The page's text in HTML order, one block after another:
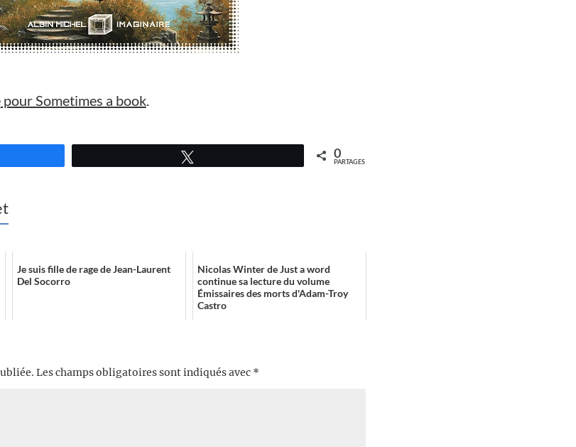
pour Sometimes a book.
0
PARTAGES
Je suis fille de rage de Jean-Laurent
Del Socorro
Nicolas Winter de Just a word
continue sa lecture du volume
Émissaires des morts d'Adam-Troy
Castro
Les champs obligatoires sont indiqués avec *